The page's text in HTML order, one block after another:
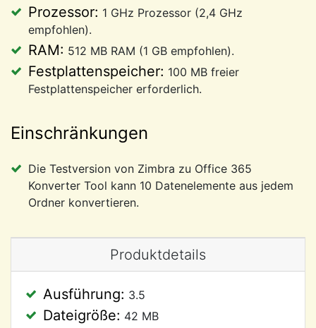
Prozessor: 1 GHz Prozessor (2,4 GHz
empfohlen).
RAM: 512 MB RAM (1 GB empfohlen).
Festplattenspeicher: 100 MB freier
Festplattenspeicher erforderlich.
Einschränkungen
Die Testversion von Zimbra zu Office 365
Konverter Tool kann 10 Datenelemente aus jedem
Ordner konvertieren.
Produktdetails
Ausführung: 3.5
Dateigröße: 42 MB